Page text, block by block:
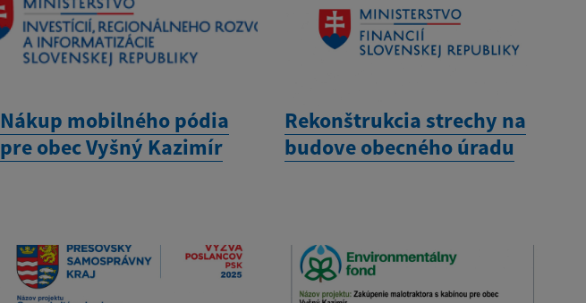
Nákup mobilného pódia
pre obec Vyšný Kazimír
Rekonštrukcia strechy na
budove obecného úradu